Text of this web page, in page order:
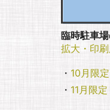
臨時駐車
拡大・印
・ 10月限
・ 11月限